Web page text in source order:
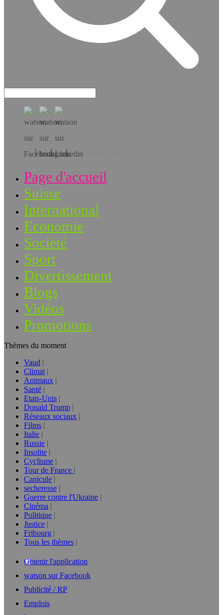
Téléchargez l’app!
Page d'accueil
Suisse
International
Economie
Société
Sport
Divertissement
Blogs
Vidéos
Promotions
Thèmes du moment
Vaud
Climat
Animaux
Santé
Etats-Unis
Donald Trump
Réseaux sociaux
Films
Italie
Russie
Insolite
Cyclisme
Tour de France
Canicule
secheresse
Guerre contre l'Ukraine
Cinéma
Politique
Justice
Fribourg
Tous les thèmes
Obtenir l'application
watson sur Facebook
Publicité / RP
Emplois